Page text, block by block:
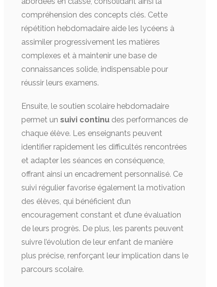
compréhension des concepts clés. Cette
répétition hebdomadaire aide les lycéens à
assimiler progressivement les matières
complexes et à maintenir une base de
connaissances solide, indispensable pour
réussir leurs examens.
Ensuite, le soutien scolaire hebdomadaire
permet un suivi continu des performances de
chaque élève. Les enseignants peuvent
identifier rapidement les difficultés rencontrées
et adapter les séances en conséquence,
offrant ainsi un encadrement personnalisé. Ce
suivi régulier favorise également la motivation
des élèves, qui bénéficient d’un
encouragement constant et d’une évaluation
de leurs progrès. De plus, les parents peuvent
suivre l’évolution de leur enfant de manière
plus précise, renforçant leur implication dans le
parcours scolaire.